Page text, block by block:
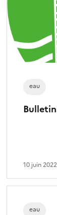
eau
10 juin 2022
eau